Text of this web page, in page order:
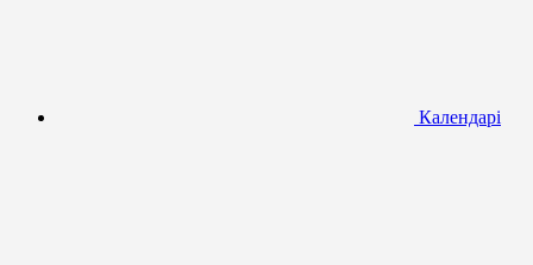
Календарі